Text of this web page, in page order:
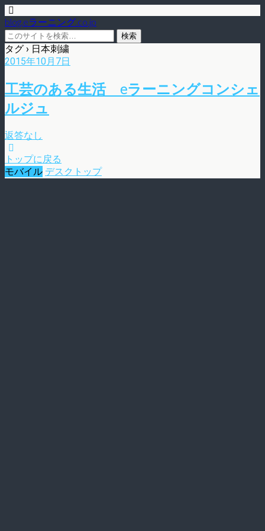
blog.eラーニング.co.jp
タグ › 日本刺繍
2015年10月7日
工芸のある生活 eラーニングコンシェ
ルジュ
返答なし
トップに戻る
モバイル デスクトップ